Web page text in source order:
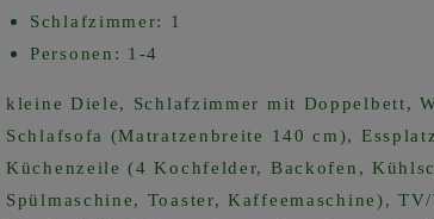
Schlafzimmer: 1
Personen: 1-4
kleine Diele, Schlafzimmer mit Doppelbett,
Schlafsofa (Matratzenbreite 140 cm),
Küchenzeile (4 Kochfelder, Backofen,
Spülmaschine, Toaster, Kaffeemaschine),